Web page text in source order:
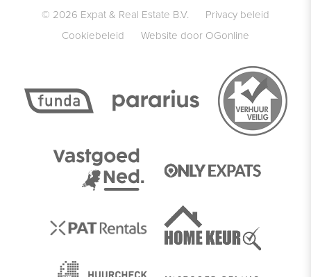
© 2026 Expat & Real Estate B.V.
Privacy beleid
Cookiebeleid
Website door OGonline